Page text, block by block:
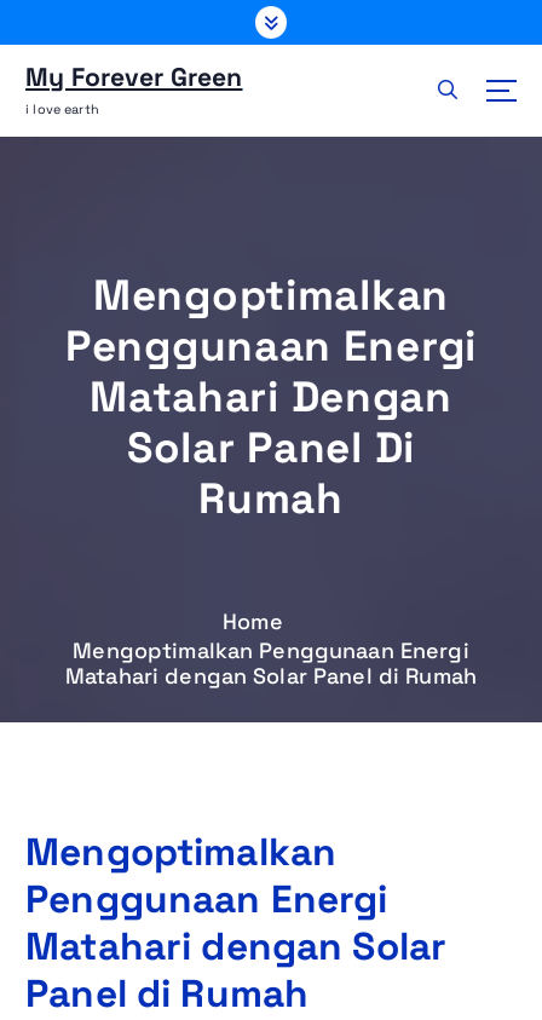
k
My Forever Green
i love earth
Mengoptimalkan
Penggunaan Energi
Matahari Dengan
Solar Panel Di
Rumah
Home
Mengoptimalkan Penggunaan Energi
Matahari dengan Solar Panel di Rumah
Mengoptimalkan
Penggunaan Energi
Matahari dengan Solar
Panel di Rumah